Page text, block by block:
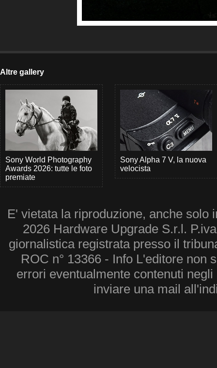
Altre gallery
Sony World Photography
Awards 2026: tutte le foto
premiate
Sony Alpha 7 V, la nuova
velocista
E' vietata la riproduzione, anche solo
2026 Hardware Upgrade S.r.l.
giornalistica registrata presso il
ROC n° 13366 - Info L'editore non
errori eventualmente contenuti
inviare una mail